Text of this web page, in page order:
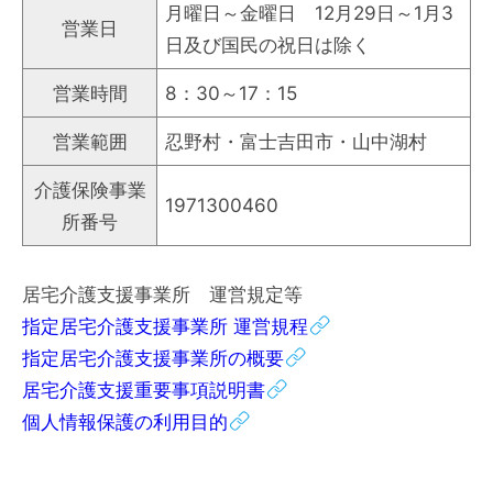
営業日
月曜日～金曜日 12月29日～1月3
日及び国民の祝日は除く
営業時間 8：30～17：15
営業範囲 忍野村・富士吉田市・山中湖村
介護保険事業
所番号
1971300460
居宅介護支援事業所 運営規定等
指定居宅介護支援事業所 運営規程
指定居宅介護支援事業所の概要
居宅介護支援重要事項説明書
個人情報保護の利用目的